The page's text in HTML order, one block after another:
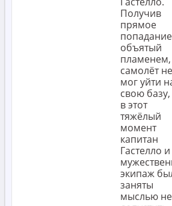
Получив
прямое
объятый
пламенем,
самолёт не
мог уйти
свою
в этот
тяжёлый
момент
капитан
Гастелло
экипаж
заняты
мыслью не